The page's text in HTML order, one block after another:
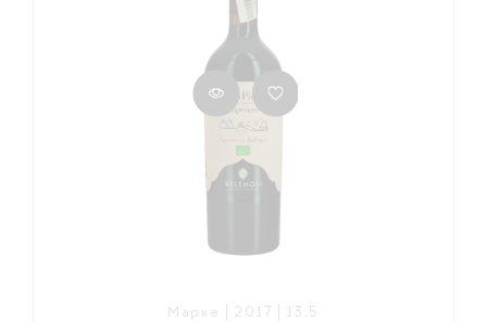
Марке | 2017 | 13,5